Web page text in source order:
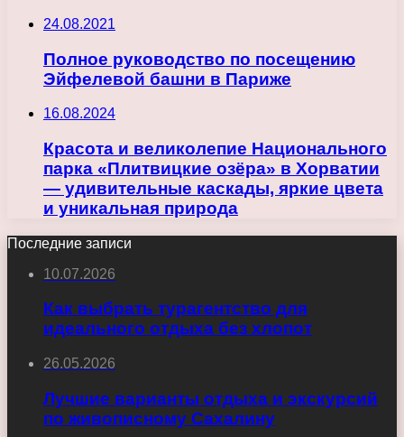
24.08.2021
Полное руководство по посещению
Эйфелевой башни в Париже
16.08.2024
Красота и великолепие Национального
парка «Плитвицкие озёра» в Хорватии
— удивительные каскады, яркие цвета
и уникальная природа
Последние записи
10.07.2026
Как выбрать турагентство для
идеального отдыха без хлопот
26.05.2026
Лучшие варианты отдыха и экскурсий
по живописному Сахалину